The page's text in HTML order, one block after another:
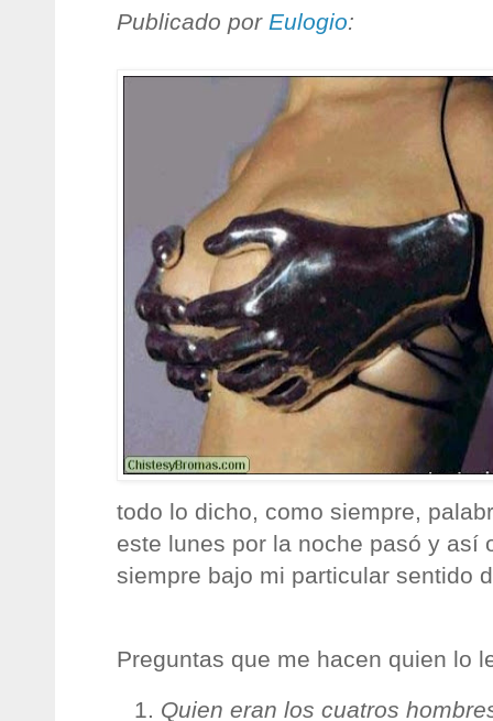
Publicado por Eulogio:
todo lo dicho, como siempre,
este lunes por la noche pasó y así
siempre bajo mi particular sentido
Preguntas que me hacen quien lo
Quien eran los cuatros